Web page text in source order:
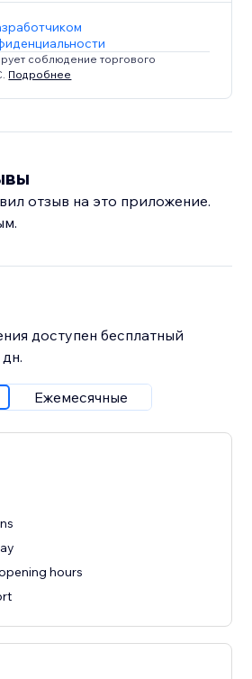
соблюдение торгового
Подробнее
отзыв на это приложение.
доступен бесплатный
Ежемесячные
hours